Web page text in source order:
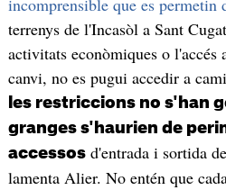
incomprensible que es permetin
terrenys de l'Incasòl a Sant
activitats econòmiques o l'accés
canvi, no es pugui accedir a
les restriccions no s'han
granges s'haurien de
accessosd'entrada i sortida
lamenta Alier. No entén que